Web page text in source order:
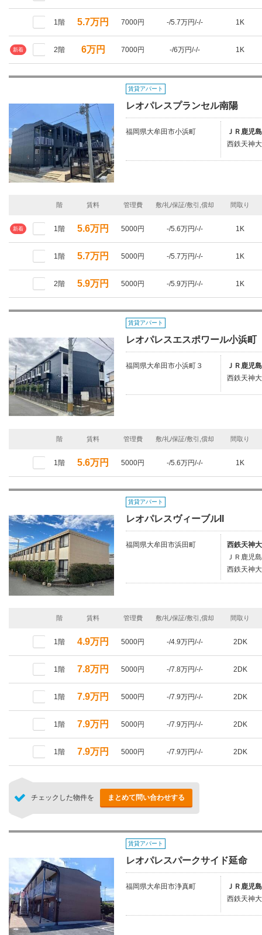
1階 5.7万円 7000円 -/5.7万円/-/- 1K
新着 2階 6万円 7000円 -/6万円/-/- 1K
賃貸アパート
レオパレスプランセル南陽
福岡県大牟田市小浜町
ＪＲ鹿児
西鉄天神
階 賃料 管理費 敷/礼/保証/敷引,償却 間取り
新着 1階 5.6万円 5000円 -/5.6万円/-/- 1K
1階 5.7万円 5000円 -/5.7万円/-/- 1K
2階 5.9万円 5000円 -/5.9万円/-/- 1K
賃貸アパート
レオパレスエスポワール小浜町
福岡県大牟田市小浜町３
ＪＲ鹿児
西鉄天神
階 賃料 管理費 敷/礼/保証/敷引,償却 間取り
1階 5.6万円 5000円 -/5.6万円/-/- 1K
賃貸アパート
レオパレスヴィーブルII
福岡県大牟田市浜田町
西鉄天神
ＪＲ鹿児
西鉄天神
階 賃料 管理費 敷/礼/保証/敷引,償却 間取り
1階 4.9万円 5000円 -/4.9万円/-/- 2DK
1階 7.8万円 5000円 -/7.8万円/-/- 2DK
1階 7.9万円 5000円 -/7.9万円/-/- 2DK
1階 7.9万円 5000円 -/7.9万円/-/- 2DK
1階 7.9万円 5000円 -/7.9万円/-/- 2DK
チェックした物件を まとめて問い合わせする
賃貸アパート
レオパレスパークサイド延命
福岡県大牟田市浄真町
ＪＲ鹿児
西鉄天神